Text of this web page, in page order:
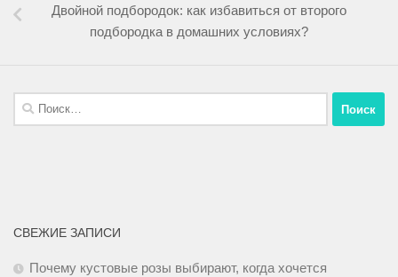
Двойной подбородок: как избавиться от второго
подбородка в домашних условиях?
СВЕЖИЕ ЗАПИСИ
Почему кустовые розы выбирают, когда хочется